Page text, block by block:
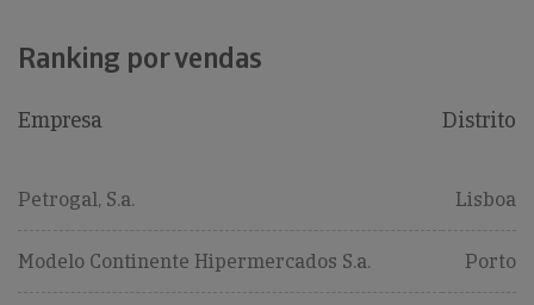
Ranking por vendas
Empresa Distrito
Petrogal, S.a. Lisboa
Modelo Continente Hipermercados S.a. Porto